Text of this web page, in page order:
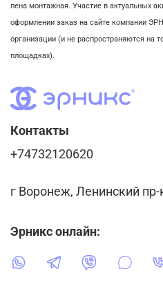
пена монтажная. Участие в актуальных
оформлении заказ на сайте компании
организации (и не распространяются на
площадках).
Контакты
+74732120620
г Воронеж, Ленинский пр-
Эрникс онлайн: